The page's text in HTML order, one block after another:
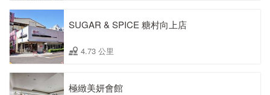
SUGAR & SPICE 糖村向上店
4.73 公里
極緻美妍會館